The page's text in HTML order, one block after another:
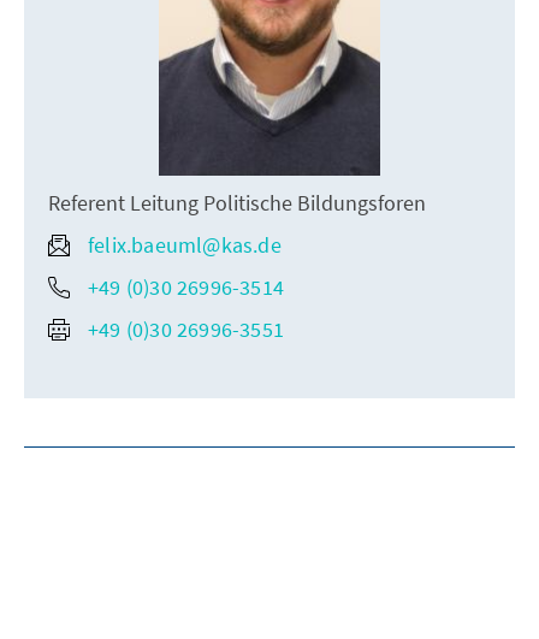
Referent Leitung Politische Bildungsforen
felix.baeuml@kas.de
+49 (0)30 26996-3514
+49 (0)30 26996-3551